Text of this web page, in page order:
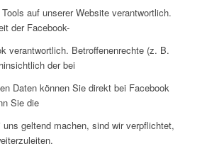
auf unserer Website verantwortlich.
der Facebook-
verantwortlich. Betroffenenrechte (z. B.
der bei
Daten können Sie direkt bei Facebook
Sie die
uns geltend machen, sind wir verpflichtet,